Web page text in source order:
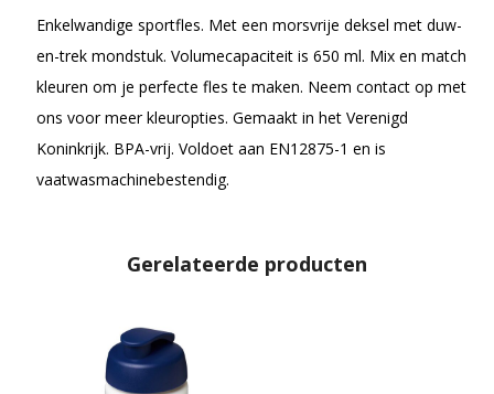
Enkelwandige sportfles. Met een morsvrije deksel met duw-
en-trek mondstuk. Volumecapaciteit is 650 ml. Mix en match
kleuren om je perfecte fles te maken. Neem contact op met
ons voor meer kleuropties. Gemaakt in het Verenigd
Koninkrijk. BPA-vrij. Voldoet aan EN12875-1 en is
vaatwasmachinebestendig.
Gerelateerde producten